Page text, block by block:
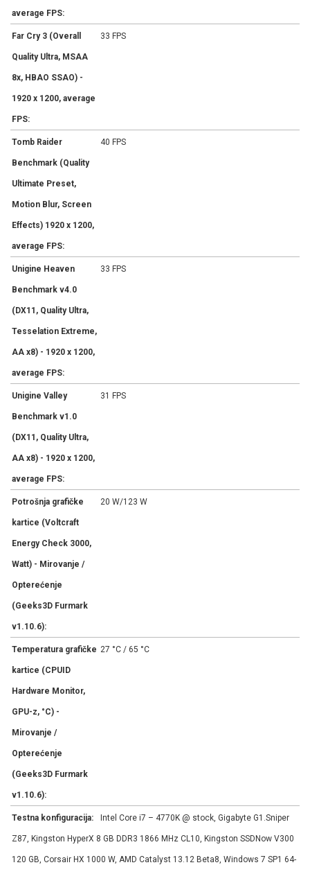
average FPS:
Far Cry 3 (Overall
Quality Ultra, MSAA
8x, HBAO SSAO) -
1920 x 1200, average
FPS:
33 FPS
Tomb Raider
Benchmark (Quality
Ultimate Preset,
Motion Blur, Screen
Effects) 1920 x 1200,
average FPS:
40 FPS
Unigine Heaven
Benchmark v4.0
(DX11, Quality Ultra,
Tesselation Extreme,
AA x8) - 1920 x 1200,
average FPS:
33 FPS
Unigine Valley
Benchmark v1.0
(DX11, Quality Ultra,
AA x8) - 1920 x 1200,
average FPS:
31 FPS
Potrošnja grafičke
kartice (Voltcraft
Energy Check 3000,
Watt) - Mirovanje /
Opterećenje
(Geeks3D Furmark
v1.10.6):
20 W/123 W
Temperatura grafičke
kartice (CPUID
Hardware Monitor,
GPU-z, °C) -
Mirovanje /
Opterećenje
(Geeks3D Furmark
v1.10.6):
27 °C / 65 °C
Testna konfiguracija: Intel Core i7 – 4770K @ stock, Gigabyte G1.Sniper
Z87, Kingston HyperX 8 GB DDR3 1866 MHz CL10, Kingston SSDNow V300
120 GB, Corsair HX 1000 W, AMD Catalyst 13.12 Beta8, Windows 7 SP1 64-